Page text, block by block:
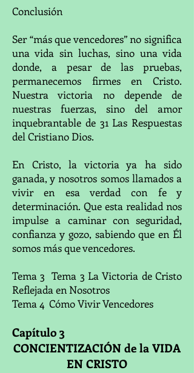
Conclusión
Ser “más que vencedores” no significa
una vida sin luchas, sino una vida
donde, a pesar de las pruebas,
permanecemos firmes en Cristo.
Nuestra victoria no depende de
nuestras fuerzas, sino del amor
inquebrantable de 31 Las Respuestas
del Cristiano Dios.
En Cristo, la victoria ya ha sido
ganada, y nosotros somos llamados a
vivir en esa verdad con fe y
determinación. Que esta realidad nos
impulse a caminar con seguridad,
confianza y gozo, sabiendo que en Él
somos más que vencedores.
Tema 3 Tema 3 La Victoria de Cristo
Reflejada en Nosotros
Tema 4 Cómo Vivir Vencedores
Capítulo 3
CONCIENTIZACIÓN de la VIDA
EN CRISTO